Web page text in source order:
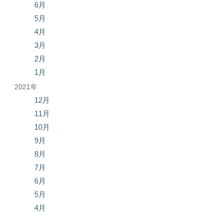
6月
5月
4月
3月
2月
1月
2021年
12月
11月
10月
9月
8月
7月
6月
5月
4月